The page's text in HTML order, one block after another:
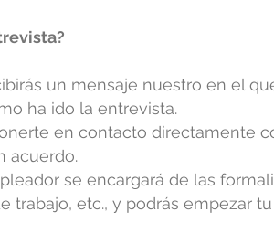
un mensaje nuestro en el
ha ido la entrevista.
en contacto directamente
acuerdo.
se encargará de las
trabajo, etc., y podrás empezar